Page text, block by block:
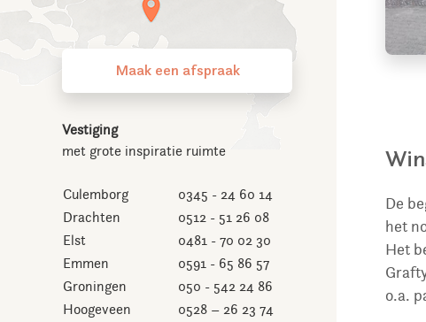
Maak een afspraak
Vestiging
met grote inspiratie ruimte
Culemborg
0345 - 24 60 14
Drachten
0512 - 51 26 08
Elst
0481 - 70 02 30
Emmen
0591 - 65 86 57
Groningen
050 - 542 24 86
Hoogeveen
0528 – 26 23 74
De
het
Het
o.a.